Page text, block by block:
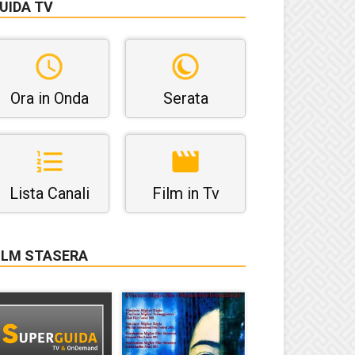
TV
Ora in Onda Serata
Lista Canali Film in Tv
STASERA